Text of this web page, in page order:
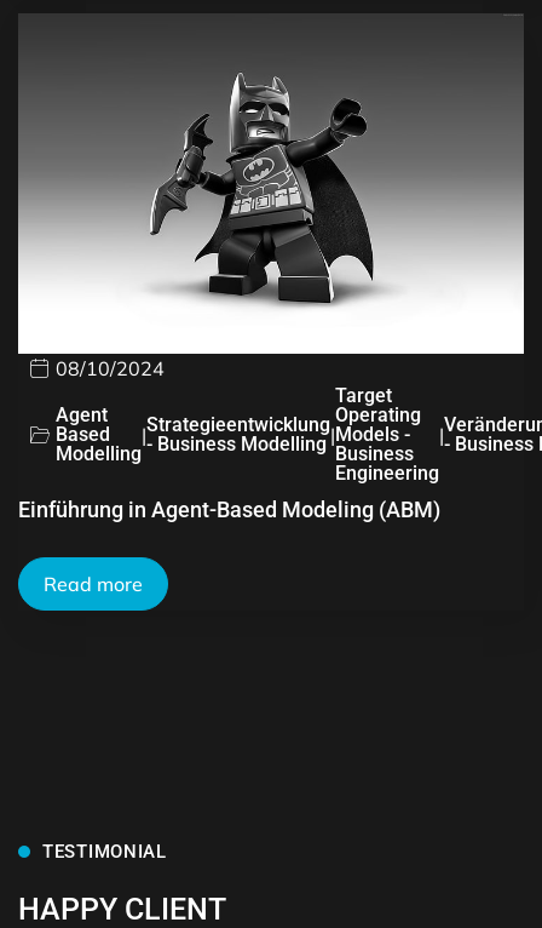
08/10/2024
Agent
Based
Modelling
|Strategieentwicklung
- Business Modelling |
Target
Operating
Models -
Business
Engineering
|- Business
Einführung in Agent-Based Modeling (ABM)
Read more
TESTIMONIAL
HAPPY CLIENT